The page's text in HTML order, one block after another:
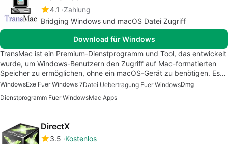
4.1
Zahlung
Bridging Windows und macOS Datei Zugriff
Download für Windows
TransMac ist ein Premium-Dienstprogramm und Tool, das entwickelt
wurde, um Windows-Benutzern den Zugriff auf Mac-formatierten
Speicher zu ermöglichen, ohne ein macOS-Gerät zu benötigen. Es…
WindowsExe Fuer Windows 7Datei Uebertragung Fuer WindowsDmg
Dienstprogramm Fuer WindowsMac Apps
DirectX
3.5 Kostenlos